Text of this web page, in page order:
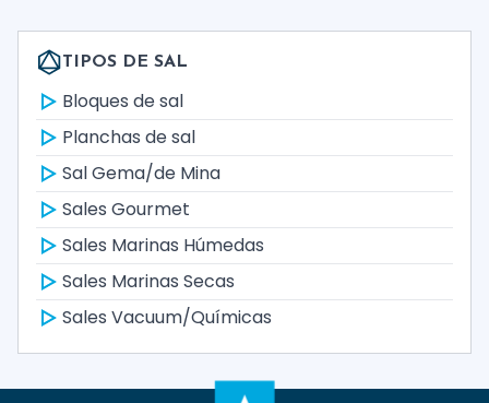
TIPOS DE SAL
Bloques de sal
Planchas de sal
Sal Gema/de Mina
Sales Gourmet
Sales Marinas Húmedas
Sales Marinas Secas
Sales Vacuum/Químicas